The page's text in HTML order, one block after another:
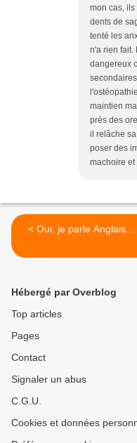
mon cas,
dents de
tenté les
n'a rien fait.
dangereux
maintien
près des
il relâche
poser des
machoire
< Oui, je parle Anglais....
Hébergé par Overblog
Top articles
Pages
Contact
Signaler un abus
C.G.U.
Cookies et données